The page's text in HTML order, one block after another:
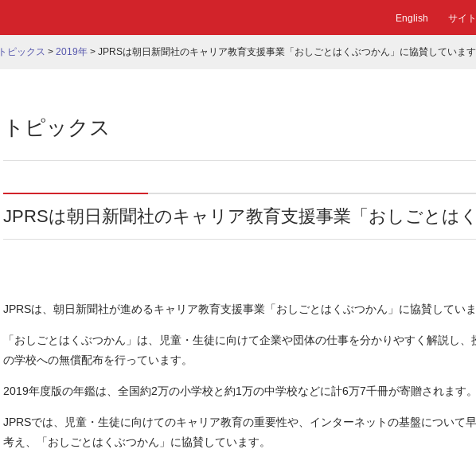
English サイ
トピックス > 2019年 > JPRSは朝日新聞社のキャリア教育支援事業「おしごとはくぶつかん」に協賛しています
トピックス
JPRSは朝日新聞社のキャリア教育支援事業「おしごとは
JPRSは、朝日新聞社が進めるキャリア教育支援事業「おしごとはくぶつかん」に協賛していま
「おしごとはくぶつかん」は、児童・生徒に向けて企業や団体の仕事を分かりやすく解説し
の学校への無償配布を行っています。
2019年度版の年鑑は、全国約2万の小学校と約1万の中学校などに計6万7千冊が寄贈されます。
JPRSでは、児童・生徒に向けてのキャリア教育の重要性や、インターネットの基盤について
考え、「おしごとはくぶつかん」に協賛しています。